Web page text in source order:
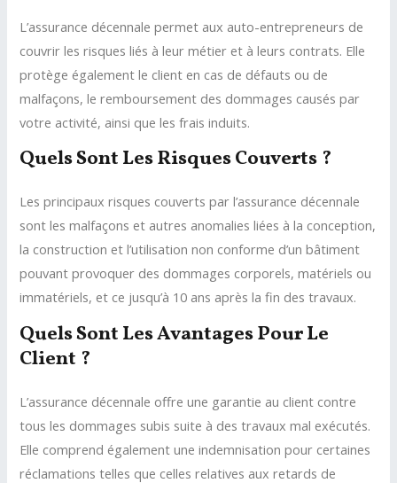
L’assurance décennale permet aux auto-entrepreneurs de
couvrir les risques liés à leur métier et à leurs contrats. Elle
protège également le client en cas de défauts ou de
malfaçons, le remboursement des dommages causés par
votre activité, ainsi que les frais induits.
Quels Sont Les Risques Couverts ?
Les principaux risques couverts par l’assurance décennale
sont les malfaçons et autres anomalies liées à la conception,
la construction et l’utilisation non conforme d’un bâtiment
pouvant provoquer des dommages corporels, matériels ou
immatériels, et ce jusqu’à 10 ans après la fin des travaux.
Quels Sont Les Avantages Pour Le
Client ?
L’assurance décennale offre une garantie au client contre
tous les dommages subis suite à des travaux mal exécutés.
Elle comprend également une indemnisation pour certaines
réclamations telles que celles relatives aux retards de